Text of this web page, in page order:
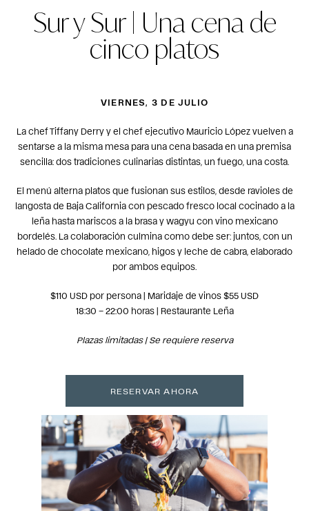
Sur y Sur | Una cena de
cinco platos
VIERNES, 3 DE JULIO
La chef Tiffany Derry y el chef ejecutivo Mauricio López vuelven a
sentarse a la misma mesa para una cena basada en una premisa
sencilla: dos tradiciones culinarias distintas, un fuego, una costa.
El menú alterna platos que fusionan sus estilos, desde ravioles de
langosta de Baja California con pescado fresco local cocinado a la
leña hasta mariscos a la brasa y wagyu con vino mexicano
bordelés. La colaboración culmina como debe ser: juntos, con un
helado de chocolate mexicano, higos y leche de cabra, elaborado
por ambos equipos.
$110 USD por persona | Maridaje de vinos $55 USD
18:30 – 22:00 horas | Restaurante Leña
Plazas limitadas | Se requiere reserva
RESERVAR AHORA